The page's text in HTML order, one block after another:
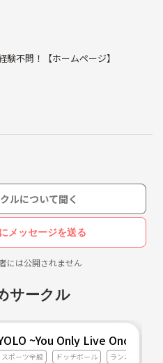
不問！【ホームページ】
ださい☆
為は禁止されています》
ルについて聞く
メッセージを送る
には公開されません
サークル
~You Only Live Once~
スポーツ全般 ドッチボール ランニング・ジ